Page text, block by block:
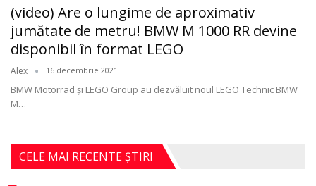
(video) Are o lungime de aproximativ
jumătate de metru! BMW M 1000 RR devine
disponibil în format LEGO
Alex 16 decembrie 2021
BMW Motorrad și LEGO Group au dezvăluit noul LEGO Technic BMW
M…
CELE MAI RECENTE ȘTIRI